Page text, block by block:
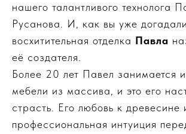
нашего талантливого технолога
Русанова. И, как вы уже
восхитительная отделка Павла
её создателя.
Более 20 лет Павел занимается
мебели из массива, и это его
страсть. Его любовь к древесине
профессиональная интуиция